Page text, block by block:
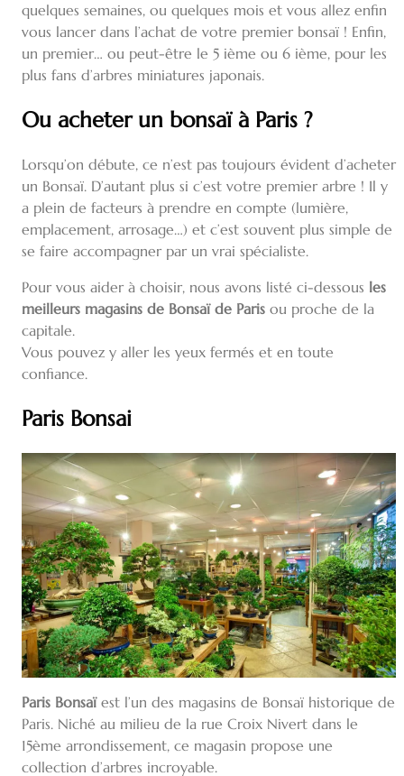
quelques semaines, ou quelques mois et vous allez enfin
vous lancer dans l’achat de votre premier bonsaï ! Enfin,
un premier… ou peut-être le 5 ième ou 6 ième, pour les
plus fans d’arbres miniatures japonais.
Ou acheter un bonsaï à Paris ?
Lorsqu’on débute, ce n’est pas toujours évident d’acheter
un Bonsaï. D’autant plus si c’est votre premier arbre ! Il y
a plein de facteurs à prendre en compte (lumière,
emplacement, arrosage…) et c’est souvent plus simple de
se faire accompagner par un vrai spécialiste.
Pour vous aider à choisir, nous avons listé ci-dessous les
meilleurs magasins de Bonsaï de Paris ou proche de la
capitale.
Vous pouvez y aller les yeux fermés et en toute
confiance.
Paris Bonsai
Paris Bonsaïest l’un des magasins de Bonsaï historique de
Paris. Niché au milieu de la rue Croix Nivert dans le
15ème arrondissement, ce magasin propose une
collection d’arbres incroyable.